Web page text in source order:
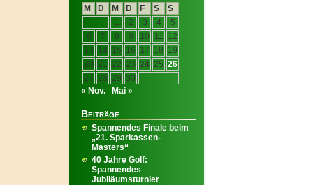
M D M D F S
S
1
2 3 4
5
6
7 8 9 10 11 12
13 14 15 16 17 18 19
20 21 22 23 24 25 26
27 28 29 30
« Nov.
Mai »
Beiträge
Spannendes Finale beim
„21. Sparkassen-
Masters“
40 Jahre Golf:
Spannendes
Jubiläumsturnier